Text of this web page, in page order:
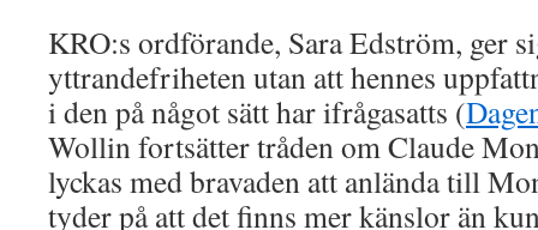
KRO:s ordförande, Sara Edström, ger
yttrandefriheten utan att hennes
i den på något sätt har ifrågasatts (
Wollin fortsätter tråden om Claude
lyckas med bravaden att anlända till
tyder på att det finns mer känslor än